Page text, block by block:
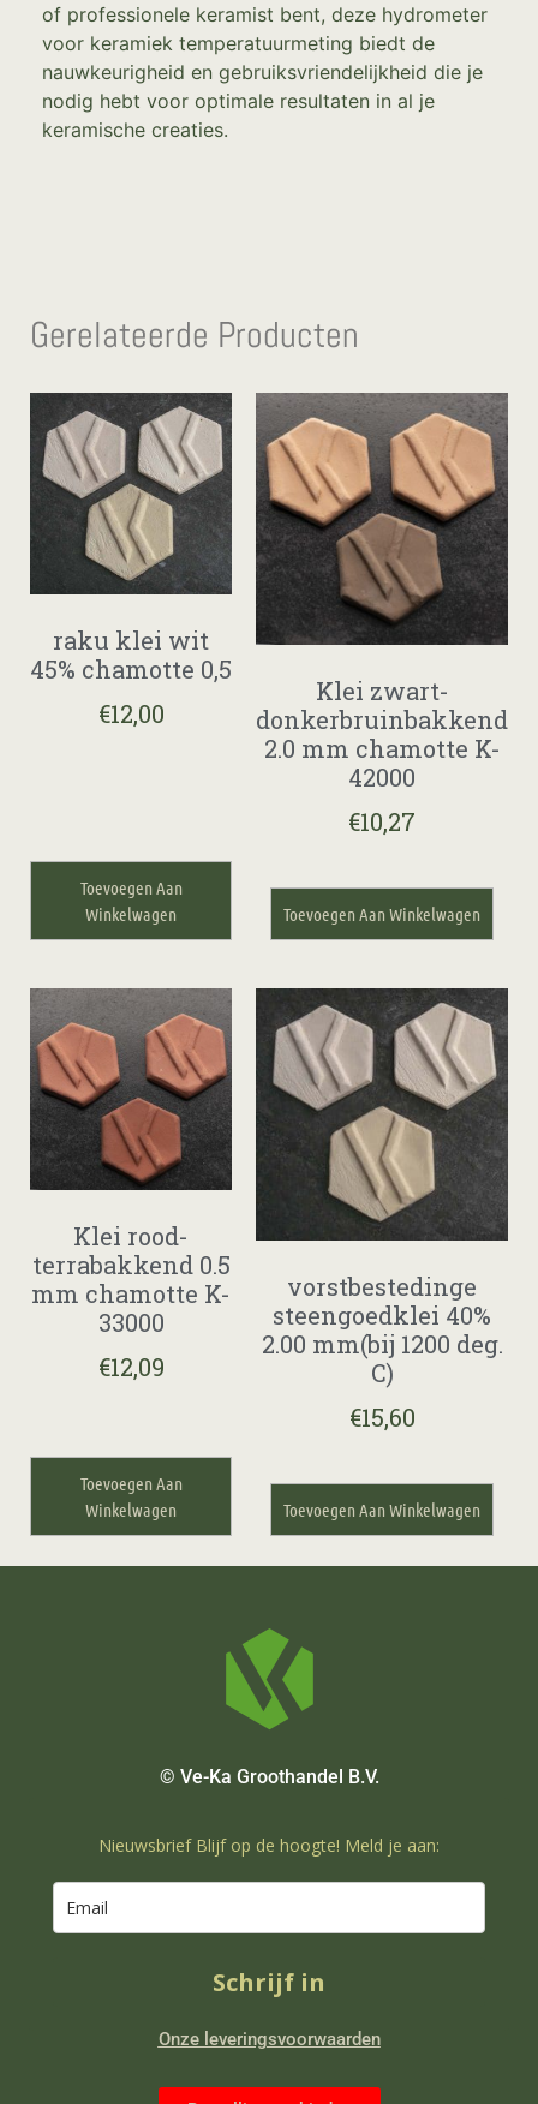
of professionele keramist bent, deze hydrometer
voor keramiek temperatuurmeting biedt de
nauwkeurigheid en gebruiksvriendelijkheid die je
nodig hebt voor optimale resultaten in al je
keramische creaties.
Gerelateerde Producten
raku klei wit
45% chamotte 0,5
€12,00
Toevoegen Aan
Winkelwagen
Klei zwart-
donkerbruinbakkend
2.0 mm chamotte K-
42000
€10,27
Toevoegen Aan Winkelwagen
Klei rood-
terrabakkend 0.5
mm chamotte K-
33000
€12,09
Toevoegen Aan
Winkelwagen
vorstbestedinge
steengoedklei 40%
2.00 mm(bij 1200 deg.
C)
€15,60
Toevoegen Aan Winkelwagen
© Ve-Ka Groothandel B.V.
Nieuwsbrief Blijf op de hoogte! Meld je aan:
Schrijf in
Onze leveringsvoorwaarden